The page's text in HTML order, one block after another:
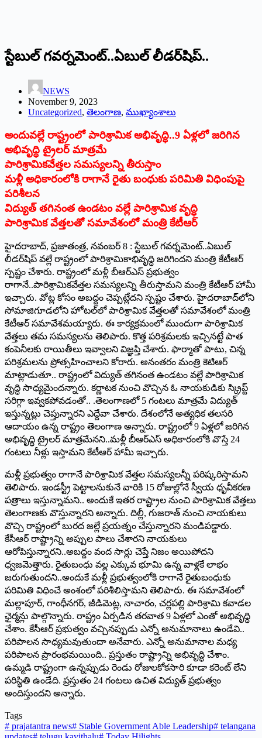
స్టేబుల్‌ గవర్నమెంట్‌..ఏబుల్‌ లీడర్‌షిప్‌..
NEWS
November 9, 2023
Uncategorized, తెలంగాణ, ముఖ్యాంశాలు
అందువల్లే రాష్ట్రంలో పారిశ్రామిక అభివృద్ధి..9 ఏళ్లలో జరిగిన
అభివృద్ధి ట్రైలర్‌ మాత్రమే
పారిశ్రామికవేత్తల సమస్యలన్ని తీరుస్తాం
మళ్లీ అధికారంలోకి రాగానే రైతు బంధుకు పరిమితి విధింపుపై
పరిశీలన
విద్యుత్‌ తగినంత ఉండటం వల్లే పారిశ్రామిక వృద్ధి
పారిశ్రామిక వేత్తలతో సమావేశంలో మంత్రి కేటీఆర్‌
హైదరాబాద్‌, ప్రజాతంత్ర, నవంబర్‌ 8 : స్టేబుల్‌ గవర్నమెంట్‌..ఏబుల్‌
లీడర్‌షిప్‌ వల్లే రాష్ట్రంలో పారిశ్రామికాభివృద్ధి జరిగిందని మంత్రి కేటీఆర్‌
స్పష్టం చేశారు. రాష్ట్రంలో మళ్లీ బీఆర్‌ఎస్‌ ప్రభుత్వం
రాగానే..పారిశ్రామికవేత్తల సమస్యలన్ని తీరుస్తామని మంత్రి కేటీఆర్‌ హామీ
ఇచ్చారు. వోట్ల కోసం అబద్దం చెప్పట్లేదని స్పష్టం చేశారు. హైదరాబాద్‌లోని
సోమాజిగూడలోని హోటల్‌లో పారిశ్రామిక వేత్తలతో సమావేశంలో మంత్రి
కేటీఆర్‌ సమావేశమయ్యారు. ఈ కార్యక్రమంలో ముందుగా పారిశ్రామిక
వేత్తలు తమ సమస్యలను తెలిపారు. కొత్త పరిశ్రమలకు ఇచ్చినట్టే పాత
కంపెనీలకు రాయితీలు ఇవ్వాలని విజ్ఞప్తి చేశారు. ఫార్మాతో పాటు, చిన్న
పరిశ్రమలను ప్రోత్సహించాలని కోరారు. అనంతరం మంత్రి కెటిఆర్‌
మాట్లాడుతూ.. రాష్ట్రంలో విద్యుత్‌ తగినంత ఉండటం వల్లే పారిశ్రామిక
వృద్ధి సాధ్యమైందన్నారు. కర్ణాటక నుంచి వొచ్చిన ఓ నాయకుడికు స్క్రిప్ట్‌
సరిగ్గా ఇవ్వకపోవడంతో.. .తెలంగాణలో 5 గంటలు మాత్రమే విద్యుత్‌
ఇస్తున్నట్లు చెప్తున్నారని ఎద్దేవా చేశారు. దేశంలోనే అత్యధిక తలసరి
ఆదాయం ఉన్న రాష్ట్రం తెలంగాణ అన్నారు. రాష్ట్రంలో 9 ఏళ్లలో జరిగిన
అభివృద్ధి ట్రైలర్‌ మాత్రమేనని..మళ్లీ బీఆర్‌ఎస్‌ అధికారంలోకి వొస్తే 24
గంటలు నీళ్లు ఇస్తామని కేటీఆర్‌ హామీ ఇచ్చారు.
మళ్లీ ప్రభుత్వం రాగానే పారిశ్రామిక వేత్తల సమస్యలన్నీ పరిష్కరిస్తామని
తెలిపారు. ఇండస్ట్రీ పెట్టాలనుకునే వారికి 15 రోజుల్లోనే స్వీయ ధృవీకరణ
పత్రాలు ఇస్తున్నామని.. అందుకే ఇతర రాష్ట్రాల నుంచి పారిశ్రామిక వేత్తలు
తెలంగాణకు వొస్తున్నారని అన్నారు. దిల్లీ, గుజరాత్‌ నుంచి నాయకులు
వొచ్చి రాష్ట్రంలో బురద జల్లే ప్రయత్నం చేస్తున్నారని మండిపడ్డారు.
కేసీఆర్‌ రాష్ట్రాన్ని అప్పుల పాలు చేశారని నాయకులు
ఆరోపిస్తున్నారని..అబద్దం వంద సార్లు చెప్తే నిజం అయిపోదని
ధ్వజమెత్తారు. రైతుబంధు వల్ల ఎక్కువ భూమి ఉన్న వాళ్లకే లాభం
జరుగుతుందని..అందుకే మళ్లీ ప్రభుత్వంలోకి రాగానే రైతుబంధుకు
పరిమితి విధించే అంశంలో పరిశీలిస్తామని తెలిపారు. ఈ సమావేశంలో
మల్లాపూర్‌, గాంధీనగర్‌, జీడిమెట్ల, నాచారం, చర్లపల్లి పారిశ్రామి కవాడల
ఛైర్మన్లు పాల్గొన్నారు. రాష్ట్రం ఏర్పడిన తరవాత 9 ఏళ్లలో ఎంతో అభివృద్ధి
చేశాం. కేసీఆర్‌ ప్రభుత్వం వచ్చినప్పుడు ఎన్నో అనుమానాలు ఉండేవి..
పరిపాలన సాధ్యమవుతుందా అనేవారు. ఎన్నో అనుమానాల మధ్య
పరిపాలన ప్రారంభమయింది.. ప్రస్తుతం రాష్ట్రాన్ని అభివృద్ధి చేశాం.
ఉమ్మడి రాష్ట్రంగా ఉన్నప్పుడు రెండు రోజులకోకసారి కూడా కరెంట్‌ లేని
పరిస్థితి ఉండేది. ప్రస్తుతం 24 గంటలు ఉచిత విద్యుత్‌ ప్రభుత్వం
అందిస్తుందని అన్నారు.
Tags
# prajatantra news# Stable Government Able Leadership# telangana